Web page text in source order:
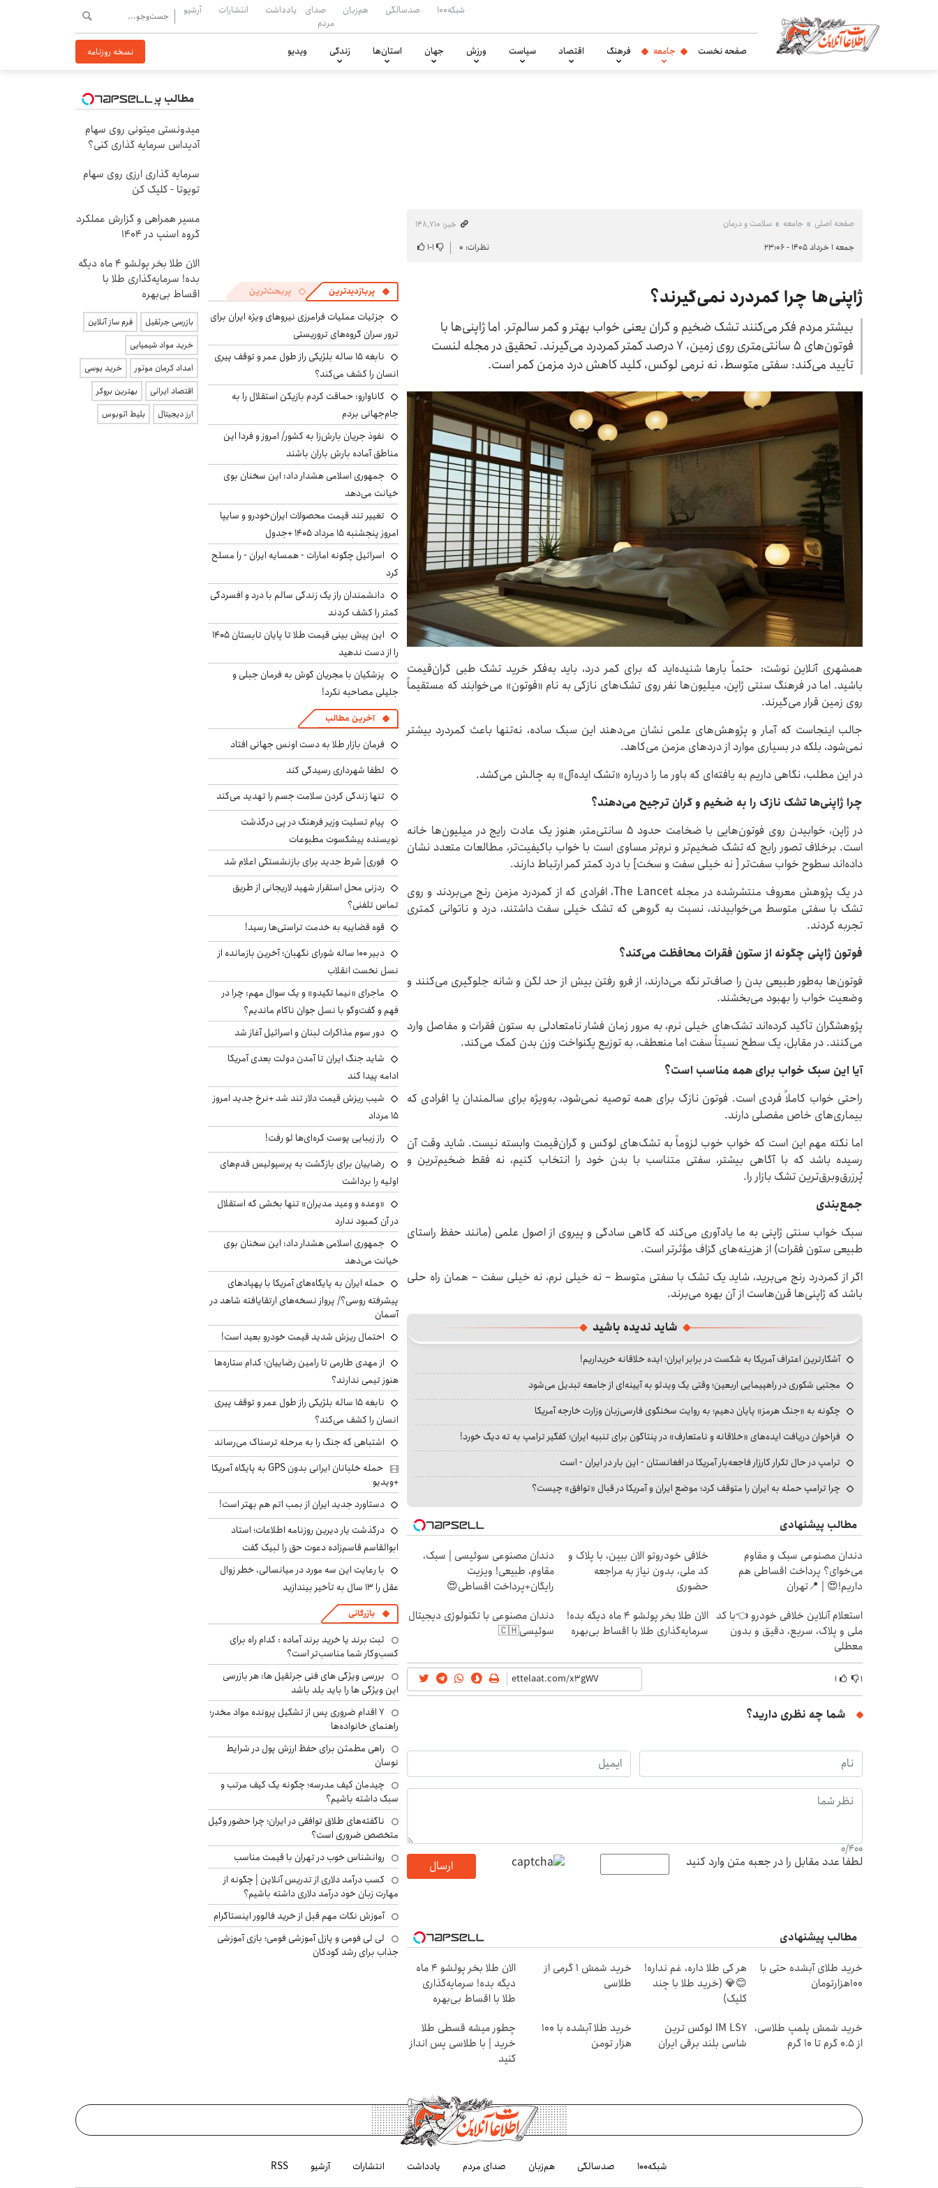
شبکه۱۰۰ صدسالگی هم‌زبان
صدای
مردم
یادداشت انتشارات آرشیو
صفحه نخست جامعه فرهنگ اقتصاد سیاست ورزش جهان استان‌ها زندگی ویدیو نسخه روزنامه
صفحه اصلی جامعه سلامت و درمان
خبر: ۱۴۸٬۷۱۰
جمعه ۱ خرداد ۱۴۰۵ - ۲۳:۰۶
نظرات: ۰ ۱-۱
ژاپنی‌ها چرا کمردرد نمی‌گیرند؟
بیشتر مردم فکر می‌کنند تشک ضخیم و گران یعنی خواب بهتر و کمر سالم‌تر. اما ژاپنی‌ها با
فوتون‌های ۵ سانتی‌متری روی زمین، ۷ درصد کمتر کمردرد می‌گیرند. تحقیق در مجله لنست
تأیید می‌کند: سفتی متوسط، نه نرمی لوکس، کلید کاهش درد مزمن کمر است.
همشهری آنلاین نوشت: حتماً بارها شنیده‌اید که برای کمر درد، باید به‌فکر خرید تشک طبی گران‌قیمت
باشید. اما در فرهنگ سنتی ژاپن، میلیون‌ها نفر روی تشک‌های نازکی به نام «فوتون» می‌خوابند که مستقیماً
روی زمین قرار می‌گیرند.
جالب اینجاست که آمار و پژوهش‌های علمی نشان می‌دهند این سبک ساده، نه‌تنها باعث کمردرد بیشتر
نمی‌شود، بلکه در بسیاری موارد از دردهای مزمن می‌کاهد.
در این مطلب، نگاهی داریم به یافته‌ای که باور ما را درباره «تشک ایده‌آل» به چالش می‌کشد.
چرا ژاپنی‌ها تشک نازک را به ضخیم و گران ترجیح می‌دهند؟
در ژاپن، خوابیدن روی فوتون‌هایی با ضخامت حدود ۵ سانتی‌متر، هنوز یک عادت رایج در میلیون‌ها خانه
است. برخلاف تصور رایج که تشک ضخیم‌تر و نرم‌تر مساوی است با خواب باکیفیت‌تر، مطالعات متعدد نشان
داده‌اند سطوح خواب سفت‌تر [ نه خیلی سفت و سخت] با درد کمتر کمر ارتباط دارند.
در یک پژوهش معروف منتشرشده در مجله The Lancet، افرادی که از کمردرد مزمن رنج می‌بردند و روی
تشک با سفتی متوسط می‌خوابیدند، نسبت به گروهی که تشک خیلی سفت داشتند، درد و ناتوانی کمتری
تجربه کردند.
فوتون ژاپنی چگونه از ستون فقرات محافظت می‌کند؟
فوتون‌ها به‌طور طبیعی بدن را صاف‌تر نگه می‌دارند، از فرو رفتن بیش از حد لگن و شانه جلوگیری می‌کنند و
وضعیت خواب را بهبود می‌بخشند.
پژوهشگران تأکید کرده‌اند تشک‌های خیلی نرم، به مرور زمان فشار نامتعادلی به ستون فقرات و مفاصل وارد
می‌کنند. در مقابل، یک سطح نسبتاً سفت اما منعطف، به توزیع یکنواخت وزن بدن کمک می‌کند.
آیا این سبک خواب برای همه مناسب است؟
راحتی خواب کاملاً فردی است. فوتون نازک برای همه توصیه نمی‌شود، به‌ویژه برای سالمندان یا افرادی که
بیماری‌های خاص مفصلی دارند.
اما نکته مهم این است که خواب خوب لزوماً به تشک‌های لوکس و گران‌قیمت وابسته نیست. شاید وقت آن
رسیده باشد که با آگاهی بیشتر، سفتی متناسب با بدن خود را انتخاب کنیم، نه فقط ضخیم‌ترین و
پُرزرق‌وبرق‌ترین تشک بازار را.
جمع‌بندی
سبک خواب سنتی ژاپنی به ما یادآوری می‌کند که گاهی سادگی و پیروی از اصول علمی (مانند حفظ راستای
طبیعی ستون فقرات) از هزینه‌های گزاف مؤثرتر است.
اگر از کمردرد رنج می‌برید، شاید یک تشک با سفتی متوسط – نه خیلی نرم، نه خیلی سفت – همان راه حلی
باشد که ژاپنی‌ها قرن‌هاست از آن بهره می‌برند.
شاید ندیده باشید
آشکارترین اعتراف آمریکا به شکست در برابر ایران؛ ایده خلاقانه خریداریم!
مجتبی شکوری در راهپیمایی اربعین؛ وقتی یک ویدئو به آیینه‌ای از جامعه تبدیل می‌شود
چگونه به «جنگ هرمز» پایان دهیم؛ به روایت سخنگوی فارسی‌زبان وزارت خارجه آمریکا
فراخوان دریافت ایده‌های «خلاقانه و نامتعارف» در پنتاگون برای تنبیه ایران؛ کفگیر ترامپ به ته دیگ خورد!
ترامپ در حال تکرار کارزار فاجعه‌بار آمریکا در افغانستان - این بار در ایران - است
چرا ترامپ حمله به ایران را متوقف کرد؛ موضع ایران و آمریکا در قبال «توافق» چیست؟
مطالب پیشنهادی
دندان مصنوعی سبک و مقاوم
می‌خوای؟ پرداخت اقساطی هم
داریم!😍 | 📍تهران
خلافی خودروتو الان ببین، با پلاک و
کد ملی، بدون نیاز به مراجعه
حضوری
دندان مصنوعی سوئیسی | سبک،
مقاوم، طبیعی! ویزیت
رایگان+پرداخت اقساطی😍
استعلام آنلاین خلافی خودرو 👈با کد
ملی و پلاک، سریع، دقیق و بدون
معطلی
الان طلا بخر پولشو 4 ماه دیگه بده!
سرمایه‌گذاری طلا با اقساط بی‌بهره
دندان مصنوعی با تکنولوژی دیجیتال
سوئیسی🇨🇭
۱ ۱
شما چه نظری دارید؟
0/400
لطفا عدد مقابل را در جعبه متن وارد کنید ارسال
مطالب پیشنهادی
خرید طلای آبشده حتی با
۱۰۰هزارتومان
هر کی طلا داره، غم نداره!
😊💎 (خرید طلا با چند
کلیک)
خرید شمش 1 گرمی از
طلاسی
الان طلا بخر پولشو 4 ماه
دیگه بده! سرمایه‌گذاری
طلا با اقساط بی‌بهره
خرید شمش پلمپ طلاسی،
از ۰.۵ گرم تا ۱۰ گرم
IM LS7 لوکس ترین
شاسی بلند برقی ایران
خرید طلا آبشده با 100
هزار تومن
چطور میشه قسطی طلا
خرید | با طلاسی پس انداز
کنید
پربازدیدترین پربحث‌ترین
جزئیات عملیات فرامرزی نیروهای ویژه ایران برای
ترور سران گروه‌های تروریستی
نابغه ۱۵ ساله بلژیکی راز طول عمر و توقف پیری
انسان را کشف می‌کند؟
کاناوارو: حماقت کردم بازیکن استقلال را به
جام‌جهانی بردم
نفوذ جریان بارش‌زا به کشور/ امروز و فردا این
مناطق آماده بارش باران باشند
جمهوری اسلامی هشدار داد: این سخنان بوی
خیانت می‌دهد
تغییر تند قیمت محصولات ایران‌خودرو و سایپا
امروز پنجشنبه ۱۵ مرداد ۱۴۰۵ +جدول
اسرائیل چگونه امارات - همسایه ایران - را مسلح
کرد
دانشمندان راز یک زندگی سالم با درد و افسردگی
کمتر را کشف کردند
این پیش بینی قیمت طلا تا پایان تابستان ۱۴۰۵
را از دست ندهید
پزشکیان با مجریان گوش به فرمان جبلی و
جلیلی مصاحبه نکرد!
آخرین مطالب
فرمان بازار طلا به دست اونس جهانی افتاد
لطفا شهرداری رسیدگی کند
تنها زندگی کردن سلامت جسم را تهدید می‌کند
پیام تسلیت وزیر فرهنگ در پی درگذشت
نویسنده پیشکسوت مطبوعات
فوری| شرط جدید برای بازنشستگی اعلام شد
ردزنی محل استقرار شهید لاریجانی از طریق
تماس تلفنی؟
قوه قضاییه به خدمت تراستی‌ها رسید!
دبیر ۱۰۰ ساله شورای نگهبان؛ آخرین بازمانده از
نسل نخست انقلاب
ماجرای «نیما تکیدو» و یک سوال مهم: چرا در
فهم و گفت‌وگو با نسل جوان ناکام ماندیم؟
دور سوم مذاکرات لبنان و اسرائیل آغاز شد
شاید جنگ ایران تا آمدن دولت بعدی آمریکا
ادامه پیدا کند
شیب ریزش قیمت دلار تند شد +نرخ جدید امروز
۱۵ مرداد
راز زیبایی پوست کره‌ای‌ها لو رفت!
رضاییان برای بازگشت به پرسپولیس قدم‌های
اولیه را برداشت
«وعده و وعید مدیران» تنها بخشی که استقلال
در آن کمبود ندارد
جمهوری اسلامی هشدار داد: این سخنان بوی
خیانت می‌دهد
حمله ایران به پایگاه‌های آمریکا با پهپادهای
پیشرفته روسی؟/ پرواز نسخه‌های ارتقایافته شاهد در
آسمان
احتمال ریزش شدید قیمت خودرو بعید است!
از مهدی طارمی تا رامین رضاییان؛ کدام ستاره‌ها
هنوز تیمی ندارند؟
نابغه ۱۵ ساله بلژیکی راز طول عمر و توقف پیری
انسان را کشف می‌کند؟
اشتباهی که جنگ را به مرحله ترسناک می‌رساند
حمله خلبانان ایرانی بدون GPS به پایگاه آمریکا
+ویدیو
دستاورد جدید ایران از بمب اتم هم بهتر است!
درگذشت یار دیرین روزنامه اطلاعات؛ استاد
ابوالقاسم قاسم‌زاده دعوت حق را لبیک گفت
با رعایت این سه مورد در میانسالی، خطر زوال
عقل را ۱۳ سال به تأخیر بیندازید
بازرگانی
ثبت برند یا خرید برند آماده : کدام راه برای
کسب‌وکار شما مناسب‌تر است؟
بررسی ویژگی های فنی جرثقیل ها: هر بازرسی
این ویژگی ها را باید بلد باشد
۷ اقدام ضروری پس از تشکیل پرونده مواد مخدر؛
راهنمای خانواده‌ها
راهی مطمئن برای حفظ ارزش پول در شرایط
نوسان
چیدمان کیف مدرسه؛ چگونه یک کیف مرتب و
سبک داشته باشیم؟
ناگفته‌های طلاق توافقی در ایران؛ چرا حضور وکیل
متخصص ضروری است؟
روانشناس خوب در تهران با قیمت مناسب
کسب درآمد دلاری از تدریس آنلاین | چگونه از
مهارت زبان خود درآمد دلاری داشته باشیم؟
آموزش نکات مهم قبل از خرید فالوور اینستاگرام
لی لی فومی و پازل آموزشی فومی؛ بازی آموزشی
جذاب برای رشد کودکان
مطالب پیشنهادی
میدونستی میتونی روی سهام
آدیداس سرمایه گذاری کنی؟
سرمایه گذاری ارزی روی سهام
تویوتا - کلیک کن
مسیر همراهی و گزارش عملکرد
گروه اسنپ در ۱۴۰۴
الان طلا بخر پولشو 4 ماه دیگه
بده! سرمایه‌گذاری طلا با
اقساط بی‌بهره
بازرسی جرثقیل
فرم ساز آنلاین
خرید مواد شیمیایی
امداد کرمان موتور
خرید یوسی
اقتصاد ایرانی
بهترین بروکر
ارز دیجیتال
بلیط اتوبوس
شبکه۱۰۰ صدسالگی هم‌زبان صدای مردم یادداشت انتشارات آرشیو RSS